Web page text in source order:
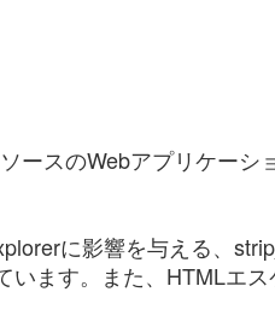
ースのWebアプリケーシ
に影響を与える、
います。また、HTMLエ